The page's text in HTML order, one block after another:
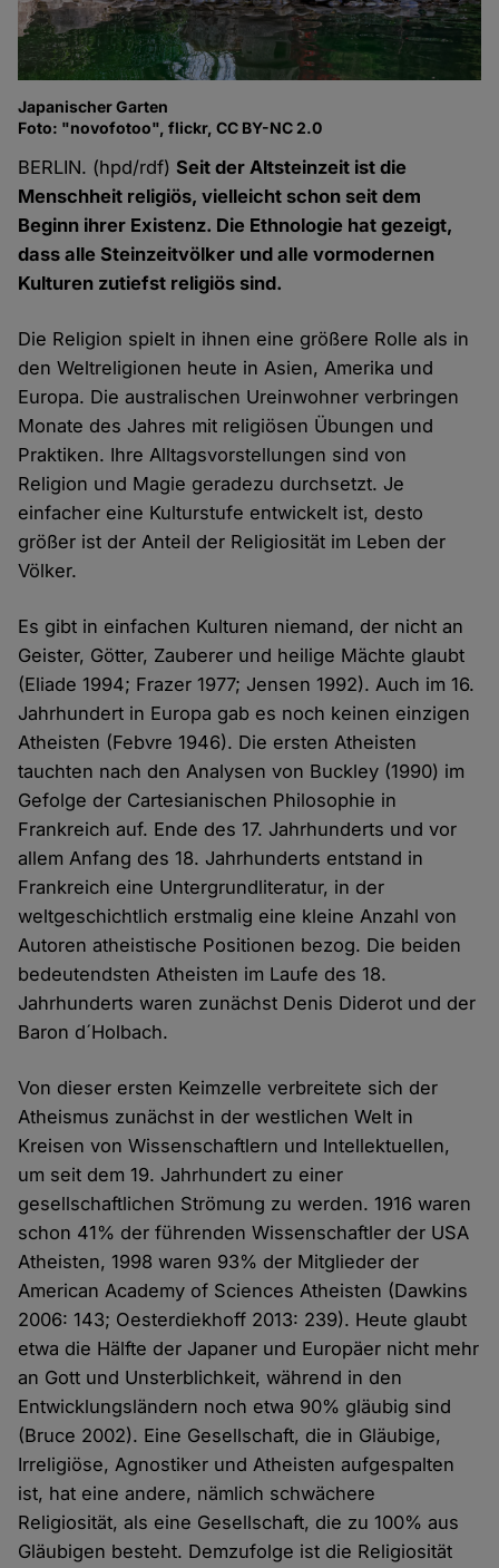
Japanischer Garten
Foto: "novofotoo", flickr, CC BY-NC 2.0
BERLIN. (hpd/rdf)Seit der Altsteinzeit ist die
Menschheit religiös, vielleicht schon seit dem
Beginn ihrer Existenz. Die Ethnologie hat gezeigt,
dass alle Steinzeitvölker und alle vormodernen
Kulturen zutiefst religiös sind.
Die Religion spielt in ihnen eine größere Rolle als in
den Weltreligionen heute in Asien, Amerika und
Europa. Die australischen Ureinwohner verbringen
Monate des Jahres mit religiösen Übungen und
Praktiken. Ihre Alltagsvorstellungen sind von
Religion und Magie geradezu durchsetzt. Je
einfacher eine Kulturstufe entwickelt ist, desto
größer ist der Anteil der Religiosität im Leben der
Völker.
Es gibt in einfachen Kulturen niemand, der nicht an
Geister, Götter, Zauberer und heilige Mächte glaubt
(Eliade 1994; Frazer 1977; Jensen 1992). Auch im 16.
Jahrhundert in Europa gab es noch keinen einzigen
Atheisten (Febvre 1946). Die ersten Atheisten
tauchten nach den Analysen von Buckley (1990) im
Gefolge der Cartesianischen Philosophie in
Frankreich auf. Ende des 17. Jahrhunderts und vor
allem Anfang des 18. Jahrhunderts entstand in
Frankreich eine Untergrundliteratur, in der
weltgeschichtlich erstmalig eine kleine Anzahl von
Autoren atheistische Positionen bezog. Die beiden
bedeutendsten Atheisten im Laufe des 18.
Jahrhunderts waren zunächst Denis Diderot und der
Baron d´Holbach.
Von dieser ersten Keimzelle verbreitete sich der
Atheismus zunächst in der westlichen Welt in
Kreisen von Wissenschaftlern und Intellektuellen,
um seit dem 19. Jahrhundert zu einer
gesellschaftlichen Strömung zu werden. 1916 waren
schon 41% der führenden Wissenschaftler der USA
Atheisten, 1998 waren 93% der Mitglieder der
American Academy of Sciences Atheisten (Dawkins
2006: 143; Oesterdiekhoff 2013: 239). Heute glaubt
etwa die Hälfte der Japaner und Europäer nicht mehr
an Gott und Unsterblichkeit, während in den
Entwicklungsländern noch etwa 90% gläubig sind
(Bruce 2002). Eine Gesellschaft, die in Gläubige,
Irreligiöse, Agnostiker und Atheisten aufgespalten
ist, hat eine andere, nämlich schwächere
Religiosität, als eine Gesellschaft, die zu 100% aus
Gläubigen besteht. Demzufolge ist die Religiosität